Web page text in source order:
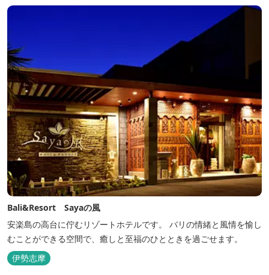
Bali&Resort Sayaの風
安楽島の高台に佇むリゾートホテルです。 バリの情緒と風情を愉し
むことができる空間で、癒しと至福のひとときを過ごせます。
伊勢志摩